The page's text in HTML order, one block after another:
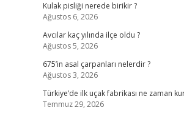
Kulak pisliği nerede birikir ?
Ağustos 6, 2026
Avcılar kaç yılında ilçe oldu ?
Ağustos 5, 2026
675’in asal çarpanları nelerdir ?
Ağustos 3, 2026
Türkiye’de ilk uçak fabrikası ne zaman
Temmuz 29, 2026